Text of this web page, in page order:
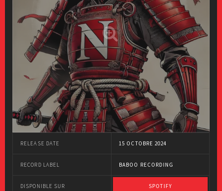
RELEASE DATE 15 OCTOBRE 2024
RECORD LABEL BABOO RECORDING
DISPONIBLE SUR SPOTIFY